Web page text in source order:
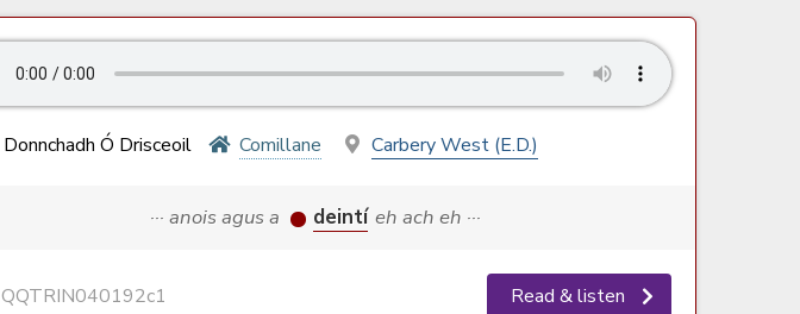
Donnchadh Ó Drisceoil Comillane Carbery West (E.D.)
··· anois agus a deintí eh ach eh ···
QQTRIN040192c1 Read & listen